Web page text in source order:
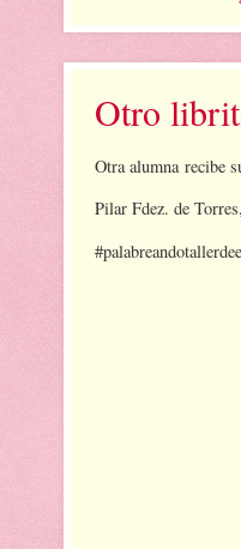
Otro
Otra alumna recibe
Pilar Fdez. de